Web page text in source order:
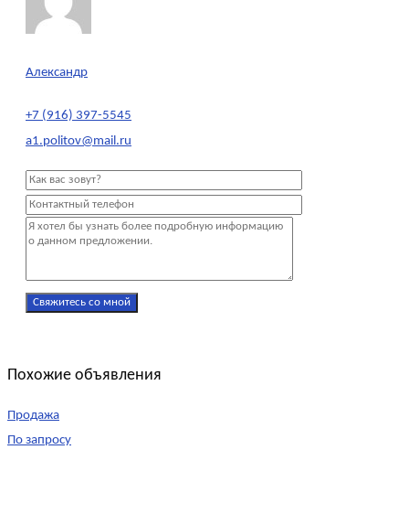
Александр
+7 (916) 397-5545
a1.politov@mail.ru
Похожие объявления
Продажа
По запросу